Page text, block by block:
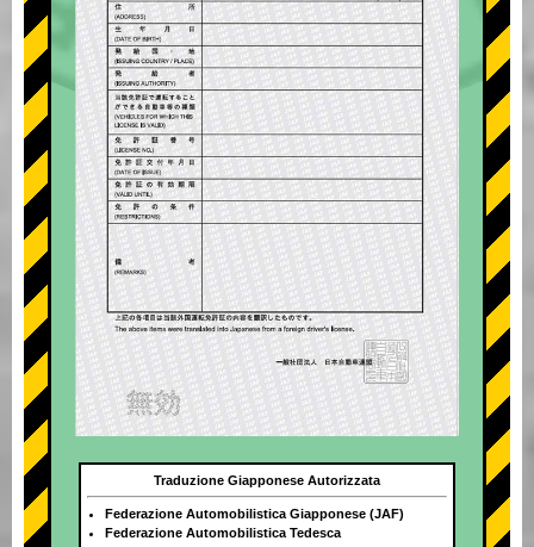
Traduzione Giapponese Autorizzata
Federazione Automobilistica Giapponese (JAF)
Federazione Automobilistica Tedesca